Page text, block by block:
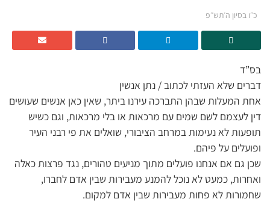
כ״ו בסיון ה׳תש״פ
בס”ד
דברים שלא העזתי לכתוב / נתן אנשין
אחת המעלות שבהן התברכה עירנו ביתר, שאין כאן אנשים שעושים
דין לעצמם לשם שמים עם מרכאות או בלי מרכאות, וגם כשיש
תופעות לא נעימות במרחב הציבורי, שואלים את פי רבני העיר
ופועלים על פיהם.
שכן גם אם אנחנו פועלים מתוך מניעים טהורים, נגד פרצות כאלה
ואחרות, כמעט לא נוכל להמנע מעבירות שבין אדם לחברו,
שחמורות לא פחות מעבירות שבין אדם למקום.